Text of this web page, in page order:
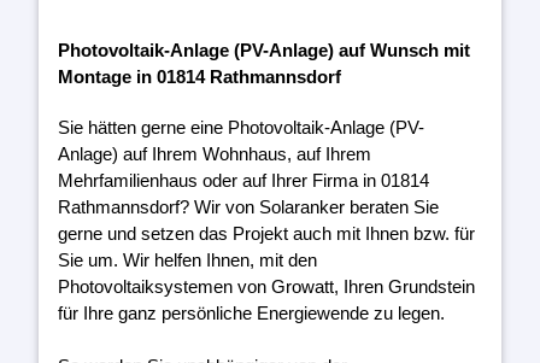
Photovoltaik-Anlage (PV-Anlage) auf Wunsch mit
Montage in 01814 Rathmannsdorf
Sie hätten gerne eine Photovoltaik-Anlage (PV-
Anlage) auf Ihrem Wohnhaus, auf Ihrem
Mehrfamilienhaus oder auf Ihrer Firma in 01814
Rathmannsdorf? Wir von Solaranker beraten Sie
gerne und setzen das Projekt auch mit Ihnen bzw. für
Sie um. Wir helfen Ihnen, mit den
Photovoltaiksystemen von Growatt, Ihren Grundstein
für Ihre ganz persönliche Energiewende zu legen.